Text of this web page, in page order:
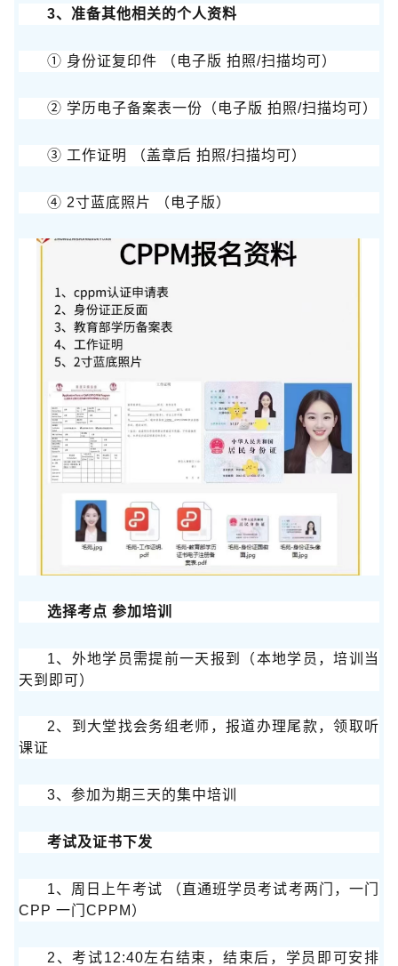
3、准备其他相关的个人资料
① 身份证复印件 （电子版 拍照/扫描均可）
② 学历电子备案表一份（电子版 拍照/扫描均可）
③ 工作证明 （盖章后 拍照/扫描均可）
④ 2寸蓝底照片 （电子版）
选择考点 参加培训
1、外地学员需提前一天报到（本地学员，培训当
天到即可）
2、到大堂找会务组老师，报道办理尾款，领取听
课证
3、参加为期三天的集中培训
考试及证书下发
1、周日上午考试 （直通班学员考试考两门，一门
CPP 一门CPPM）
2、考试12:40左右结束，结束后，学员即可安排